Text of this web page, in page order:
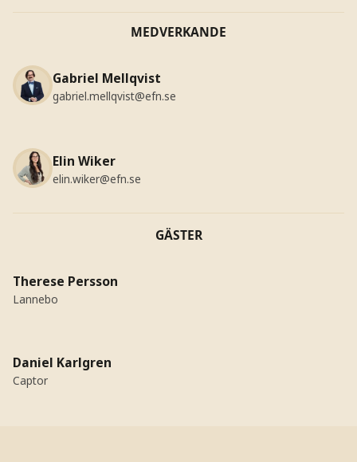
MEDVERKANDE
Gabriel Mellqvist
gabriel.mellqvist@efn.se
Elin Wiker
elin.wiker@efn.se
GÄSTER
Therese Persson
Lannebo
Daniel Karlgren
Captor